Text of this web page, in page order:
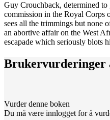
Guy Crouchback, determined to
commission in the Royal Corps
sees all the trimmings but none
an abortive affair on the West
escapade which seriously blots
Brukervurderinger
Vurder denne boken
Du må være innlogget for å